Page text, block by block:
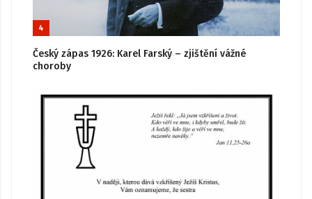
4
Český zápas 1926: Karel Farský – zjištění vážné
choroby